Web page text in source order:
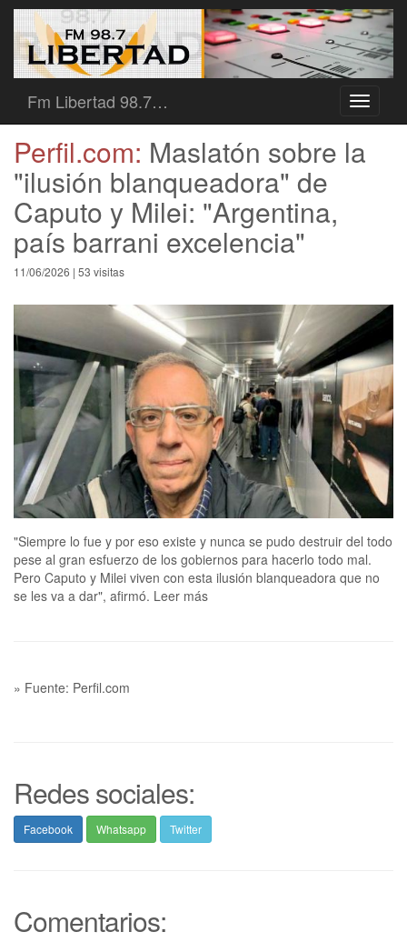
Toggle
Fm Libertad 98.7…
Perfil.com: Maslatón sobre la
"ilusión blanqueadora" de
Caputo y Milei: "Argentina,
país barrani excelencia"
11/06/2026 | 53 visitas
"Siempre lo fue y por eso existe y nunca se pudo destruir del todo
pese al gran esfuerzo de los gobiernos para hacerlo todo mal.
Pero Caputo y Milei viven con esta ilusión blanqueadora que no
se les va a dar", afirmó. Leer más
» Fuente: Perfil.com
Redes sociales:
Facebook Whatsapp Twitter
Comentarios: